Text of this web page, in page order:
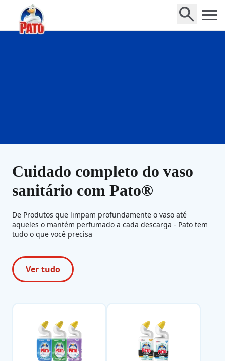
Cuidado completo do vaso
sanitário com Pato®
De Produtos que limpam profundamente o vaso até
aqueles o mantém perfumado a cada descarga - Pato tem
tudo o que você precisa
Ver tudo